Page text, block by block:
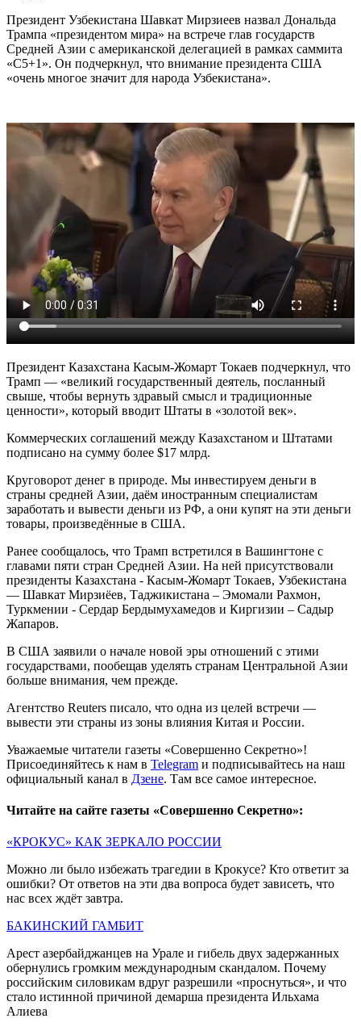
Президент Узбекистана Шавкат Мирзиеев назвал Дональда
Трампа «президентом мира» на встрече глав государств
Средней Азии с американской делегацией в рамках саммита
«С5+1». Он подчеркнул, что внимание президента США
«очень многое значит для народа Узбекистана».
Президент Казахстана Касым-Жомарт Токаев подчеркнул, что
Трамп — «великий государственный деятель, посланный
свыше, чтобы вернуть здравый смысл и традиционные
ценности», который вводит Штаты в «золотой век».
Коммерческих соглашений между Казахстаном и Штатами
подписано на сумму более $17 млрд.
Круговорот денег в природе. Мы инвестируем деньги в
страны средней Азии, даём иностранным специалистам
заработать и вывести деньги из РФ, а они купят на эти деньги
товары, произведённые в США.
Ранее сообщалось, что Трамп встретился в Вашингтоне с
главами пяти стран Средней Азии. На ней присутствовали
президенты Казахстана - Касым-Жомарт Токаев, Узбекистана
— Шавкат Мирзиёев, Таджикистана – Эмомали Рахмон,
Туркмении - Сердар Бердымухамедов и Киргизии – Садыр
Жапаров.
В США заявили о начале новой эры отношений с этими
государствами, пообещав уделять странам Центральной Азии
больше внимания, чем прежде.
Агентство Reuters писало, что одна из целей встречи —
вывести эти страны из зоны влияния Китая и России.
Уважаемые читатели газеты «Совершенно Секретно»!
Присоединяйтесь к нам в Telegram и подписывайтесь на наш
официальный канал в Дзене. Там все самое интересное.
Читайте на сайте газеты «Совершенно Секретно»:
«КРОКУС» КАК ЗЕРКАЛО РОССИИ
Можно ли было избежать трагедии в Крокусе? Кто ответит за
ошибки? От ответов на эти два вопроса будет зависеть, что
нас всех ждёт завтра.
БАКИНСКИЙ ГАМБИТ
Арест азербайджанцев на Урале и гибель двух задержанных
обернулись громким международным скандалом. Почему
российским силовикам вдруг разрешили «проснуться», и что
стало истинной причиной демарша президента Ильхама
Алиева